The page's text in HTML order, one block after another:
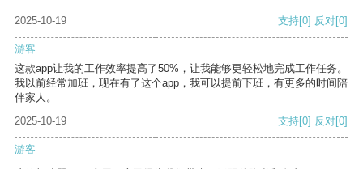
2025-10-19 支持[0] 反对[0]
游客
这款app让我的工作效率提高了50%，让我能够更轻松地完成工作任务。
我以前经常加班，现在有了这个app，我可以提前下班，有更多的时间陪
伴家人。
2025-10-19
支持[0] 反对[0]
游客